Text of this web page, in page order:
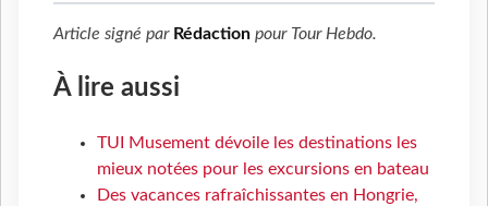
Article signé par Rédaction pour Tour Hebdo.
À lire aussi
TUI Musement dévoile les destinations les
mieux notées pour les excursions en bateau
Des vacances rafraîchissantes en Hongrie,